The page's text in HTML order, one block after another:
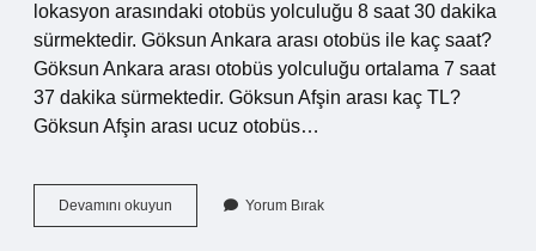
lokasyon arasındaki otobüs yolculuğu 8 saat 30 dakika
sürmektedir. Göksun Ankara arası otobüs ile kaç saat?
Göksun Ankara arası otobüs yolculuğu ortalama 7 saat
37 dakika sürmektedir. Göksun Afşin arası kaç TL?
Göksun Afşin arası ucuz otobüs…
Devamını okuyun
Ankara
Yorum Bırak